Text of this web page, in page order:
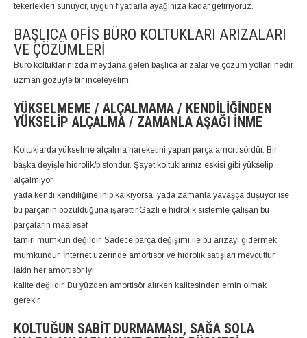
tekerlekleri sunuyor, uygun fiyatlarla ayağınıza kadar getiriyoruz.
BAŞLICA OFIS BÜRO KOLTUKLARI ARIZALARI
VE ÇÖZÜMLERI
Büro koltuklarınızda meydana gelen başlıca arızalar ve çözüm yolları nedir
uzman gözüyle bir inceleyelim.
YÜKSELMEME / ALÇALMAMA / KENDILIĞINDEN
YÜKSELIP ALÇALMA / ZAMANLA AŞAĞI İNME
Koltuklarda yükselme alçalma hareketini yapan parça amortisördür. Bir
başka deyişle hidrolik/pistondur. Şayet koltuklarınız eskisi gibi yükselip
alçalmıyor
yada kendi kendiliğine inip kalkıyorsa, yada zamanla yavaşça düşüyor ise
bu parçanın bozulduğuna işarettir.Gazlı e hidrolik sistemle çalışan bu
parçaların maalesef
tamiri mümkün değildir. Sadece parça değişimi ile bu arızayı gidermek
mümkündür. İnternet üzerinde amortisör ve hidrolik satışları mevcuttur
lakin her amortisör iyi
kalite değildir. Bu yüzden amortisör alırken kalitesinden emin olmak
gerekir.
KOLTUĞUN SABIT DURMAMASI, SAĞA SOLA